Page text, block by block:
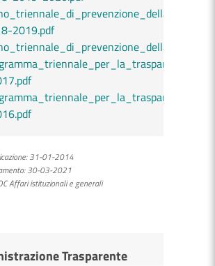
2019.pdf
31-01-2014
30-03-2021
Affari istituzionali e generali
Trasparente